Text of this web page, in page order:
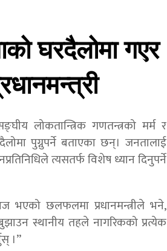
घरदैलोमा गएर
लोकतान्त्रिक गणतन्त्रको मर्म र
पुग्नुपर्ने बताएका छन्। जनतालाई
त्यसतर्फ विशेष ध्यान दिनुपर्ने
भएको छलफलमा प्रधानमन्त्रीले भने,
स्थानीय तहले नागरिकको प्रत्येक
।”